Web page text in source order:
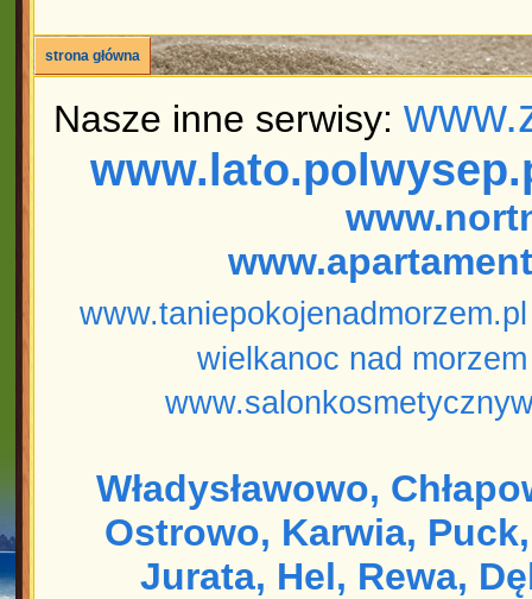
strona główna
Nasze inne serwisy:
www.taniepokojenadmorzem.pl
wielkanoc nad
Władysławowo,
Ostrowo, Karwia, Puck,
Jurata, Hel, Rewa,